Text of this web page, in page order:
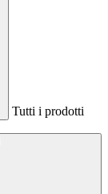
Tutti i prodotti